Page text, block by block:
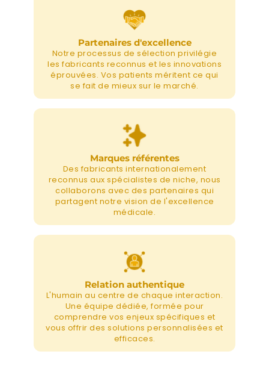
Partenaires d'excellence
Notre processus de sélection privilégie
les fabricants reconnus et les innovations
éprouvées. Vos patients méritent ce qui
se fait de mieux sur le marché.
Marques référentes
Des fabricants internationalement
reconnus aux spécialistes de niche, nous
collaborons avec des partenaires qui
partagent notre vision de l'excellence
médicale.
Relation authentique
L'humain au centre de chaque interaction.
Une équipe dédiée, formée pour
comprendre vos enjeux spécifiques et
vous offrir des solutions personnalisées et
efficaces.